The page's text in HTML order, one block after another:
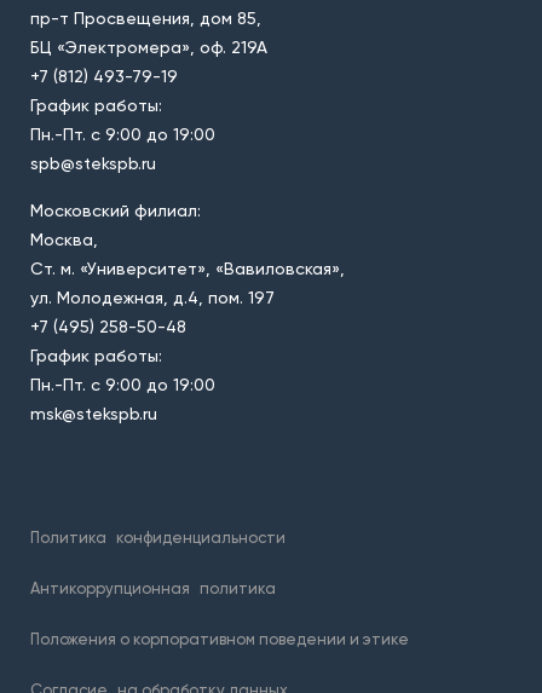
пр-т Просвещения, дом 85,
БЦ «Электромера», оф. 219А
+7 (812) 493-79-19
График работы:
Пн.-Пт. с 9:00 до 19:00
spb@stekspb.ru
Московский филиал:
Москва,
Ст. м. «Университет», «Вавиловская»,
ул. Молодежная, д.4, пом. 197
+7 (495) 258-50-48
График работы:
Пн.-Пт. с 9:00 до 19:00
msk@stekspb.ru
Политика конфиденциальности
Антикоррупционная политика
Положения о корпоративном поведении и этике